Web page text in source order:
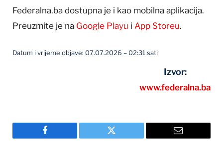
Federalna.ba dostupna je i kao mobilna aplikacija.
Preuzmite je na Google Playu i App Storeu.
Datum i vrijeme objave: 07.07.2026 – 02:31 sati
Izvor:
www.federalna.ba
Facebook Twitter Email